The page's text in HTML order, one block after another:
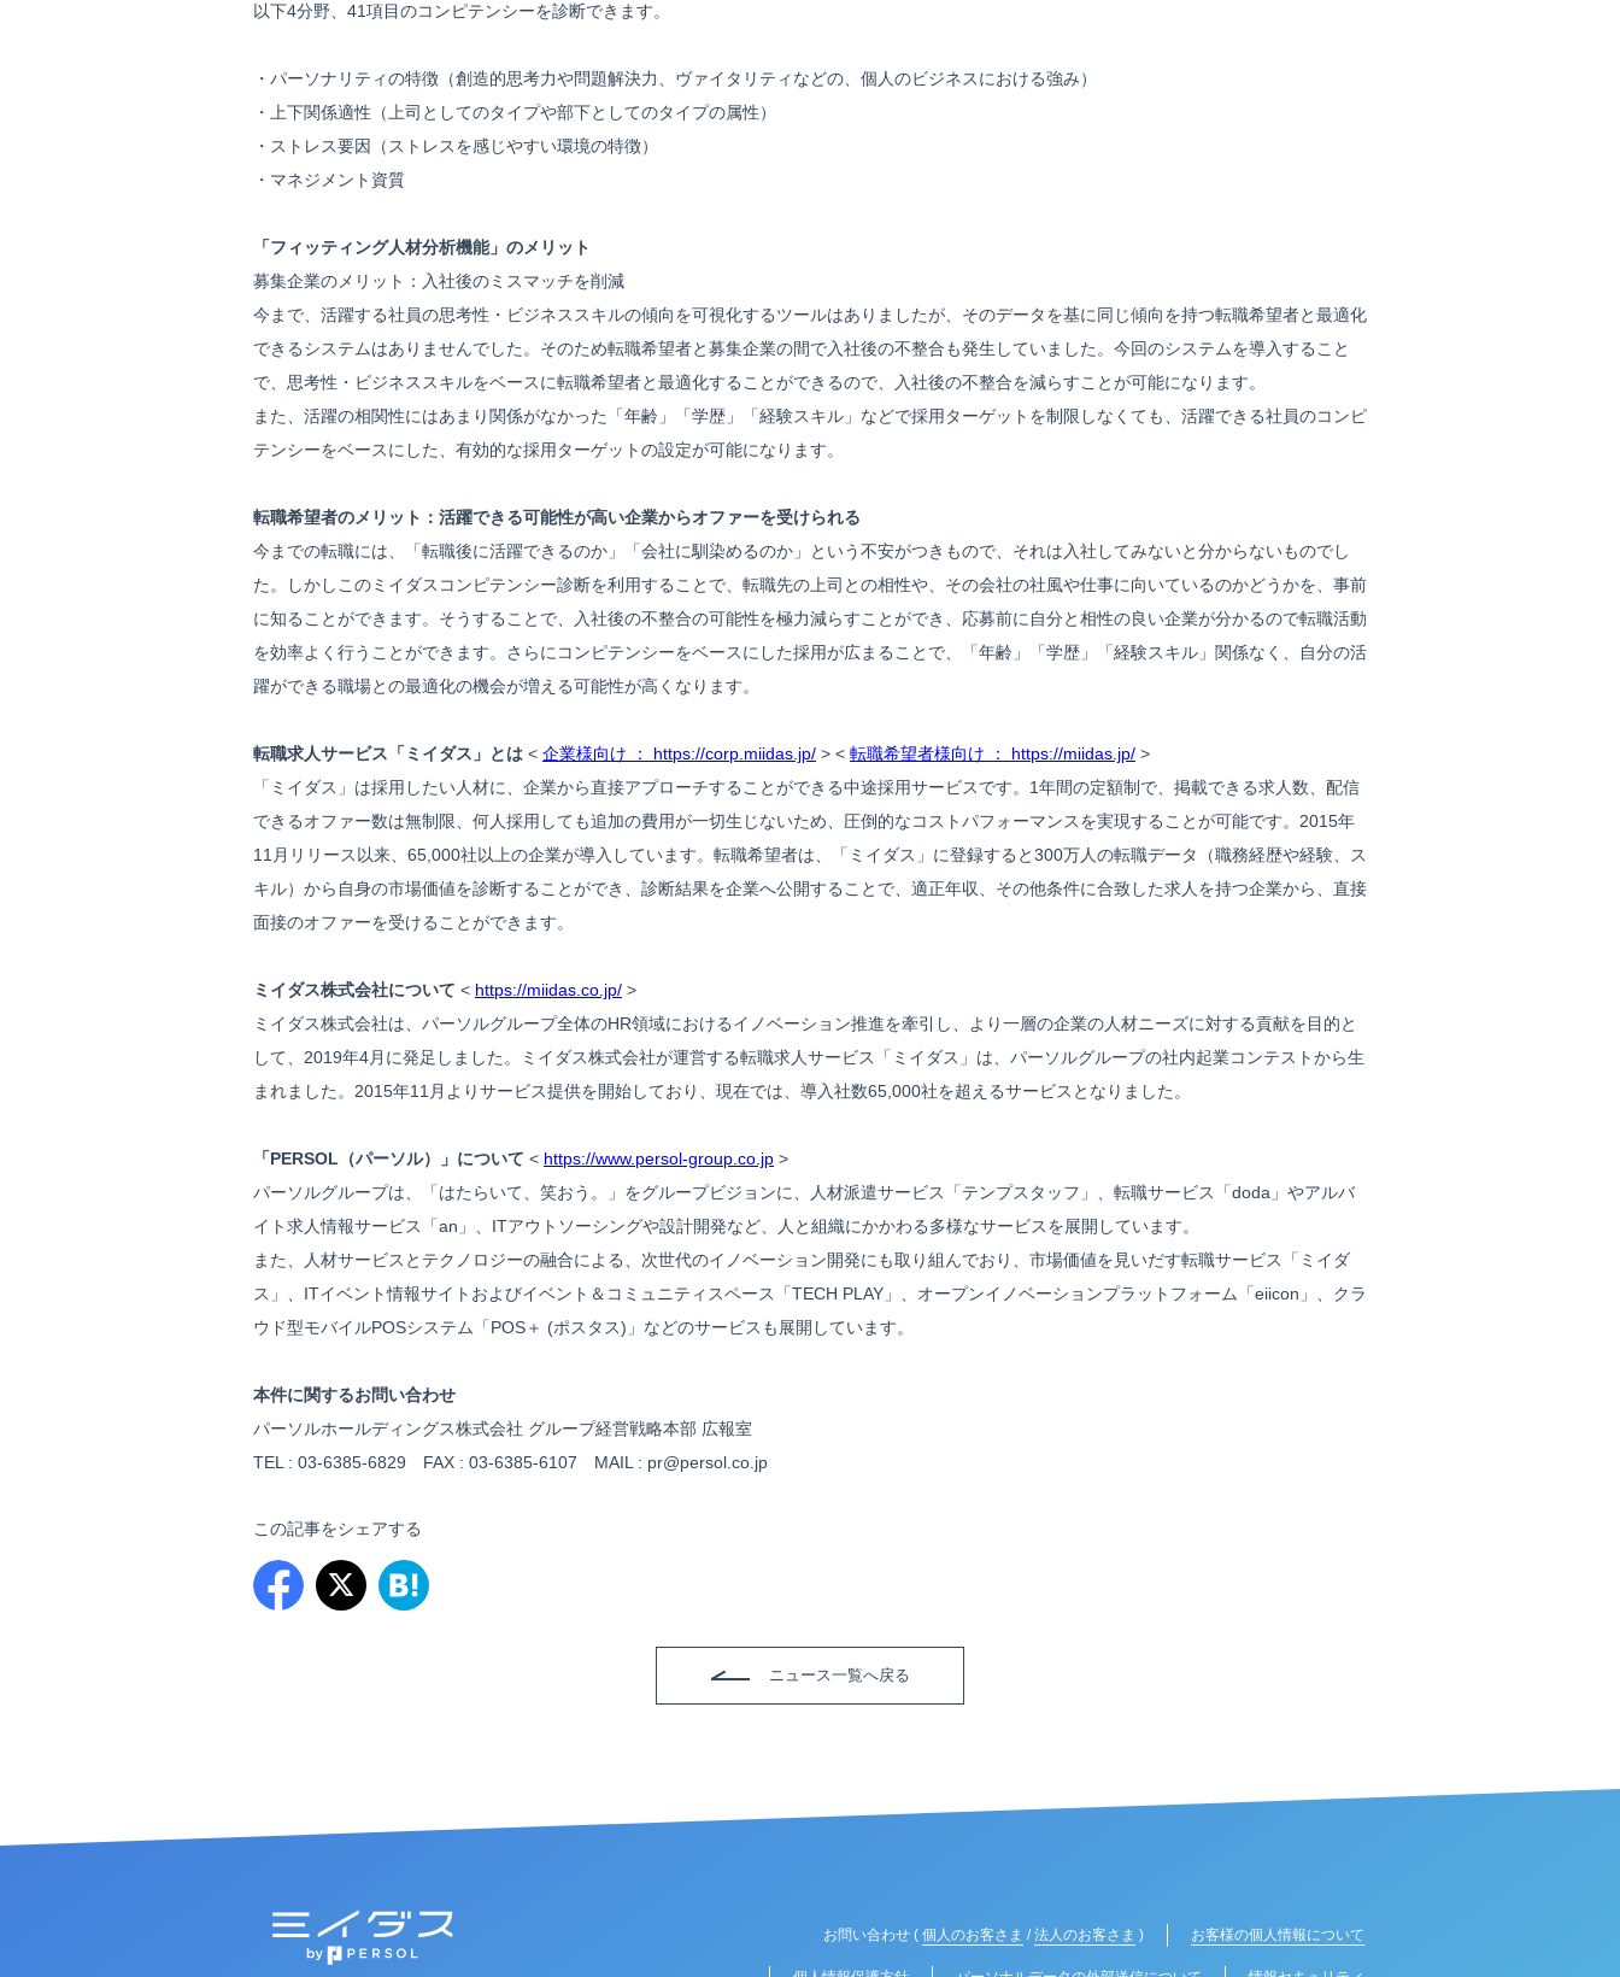
以下4分野、41項目のコンピテンシーを診断できます。
・パーソナリティの特徴（創造的思考力や問題解決力、ヴァイタリティなどの、個人のビジネスにおける強み）
・上下関係適性（上司としてのタイプや部下としてのタイプの属性）
・ストレス要因（ストレスを感じやすい環境の特徴）
・マネジメント資質
「フィッティング人材分析機能」のメリット
募集企業のメリット：入社後のミスマッチを削減
今まで、活躍する社員の思考性・ビジネススキルの傾向を可視化するツールはありましたが、そのデータを基に同じ傾向を持つ転職希望者と最適化
できるシステムはありませんでした。そのため転職希望者と募集企業の間で入社後の不整合も発生していました。今回のシステムを導入すること
で、思考性・ビジネススキルをベースに転職希望者と最適化することができるので、入社後の不整合を減らすことが可能になります。
また、活躍の相関性にはあまり関係がなかった「年齢」「学歴」「経験スキル」などで採用ターゲットを制限しなくても、活躍できる社員のコンピ
テンシーをベースにした、有効的な採用ターゲットの設定が可能になります。
転職希望者のメリット：活躍できる可能性が高い企業からオファーを受けられる
今までの転職には、「転職後に活躍できるのか」「会社に馴染めるのか」という不安がつきもので、それは入社してみないと分からないものでし
た。しかしこのミイダスコンピテンシー診断を利用することで、転職先の上司との相性や、その会社の社風や仕事に向いているのかどうかを、事前
に知ることができます。そうすることで、入社後の不整合の可能性を極力減らすことができ、応募前に自分と相性の良い企業が分かるので転職活動
を効率よく行うことができます。さらにコンピテンシーをベースにした採用が広まることで、「年齢」「学歴」「経験スキル」関係なく、自分の活
躍ができる職場との最適化の機会が増える可能性が高くなります。
転職求人サービス「ミイダス」とは < 企業様向け ： https://corp.miidas.jp/ > < 転職希望者様向け ： https://miidas.jp/ >
「ミイダス」は採用したい人材に、企業から直接アプローチすることができる中途採用サービスです。1年間の定額制で、掲載できる求人数、配信
できるオファー数は無制限、何人採用しても追加の費用が一切生じないため、圧倒的なコストパフォーマンスを実現することが可能です。2015年
11月リリース以来、65,000社以上の企業が導入しています。転職希望者は、「ミイダス」に登録すると300万人の転職データ（職務経歴や経験、ス
キル）から自身の市場価値を診断することができ、診断結果を企業へ公開することで、適正年収、その他条件に合致した求人を持つ企業から、直接
面接のオファーを受けることができます。
ミイダス株式会社について < https://miidas.co.jp/ >
ミイダス株式会社は、パーソルグループ全体のHR領域におけるイノベーション推進を牽引し、より一層の企業の人材ニーズに対する貢献を目的と
して、2019年4月に発足しました。ミイダス株式会社が運営する転職求人サービス「ミイダス」は、パーソルグループの社内起業コンテストから生
まれました。2015年11月よりサービス提供を開始しており、現在では、導入社数65,000社を超えるサービスとなりました。
「PERSOL（パーソル）」について < https://www.persol-group.co.jp >
パーソルグループは、「はたらいて、笑おう。」をグループビジョンに、人材派遣サービス「テンプスタッフ」、転職サービス「doda」やアルバ
イト求人情報サービス「an」、ITアウトソーシングや設計開発など、人と組織にかかわる多様なサービスを展開しています。
また、人材サービスとテクノロジーの融合による、次世代のイノベーション開発にも取り組んでおり、市場価値を見いだす転職サービス「ミイダ
ス」、ITイベント情報サイトおよびイベント＆コミュニティスペース「TECH PLAY」、オープンイノベーションプラットフォーム「eiicon」、クラ
ウド型モバイルPOSシステム「POS＋ (ポスタス)」などのサービスも展開しています。
本件に関するお問い合わせ
パーソルホールディングス株式会社 グループ経営戦略本部 広報室
TEL : 03-6385-6829 FAX : 03-6385-6107 MAIL : pr@persol.co.jp
この記事をシェアする
ニュース一覧へ戻る
お問い合わせ ( 個人のお客さま / 法人のお客さま ) お客様の個人情報について